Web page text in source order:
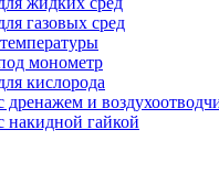
газовых сред
монометр
кислорода
и
гайкой